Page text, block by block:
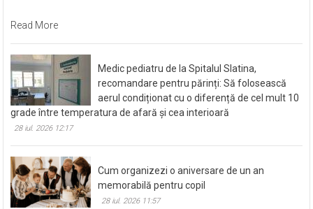
Read More
Medic pediatru de la Spitalul Slatina,
recomandare pentru părinți: Să folosească
aerul condiționat cu o diferență de cel mult 10
grade între temperatura de afară și cea interioară
28 iul. 2026 12:17
Cum organizezi o aniversare de un an
memorabilă pentru copil
28 iul. 2026 11:57